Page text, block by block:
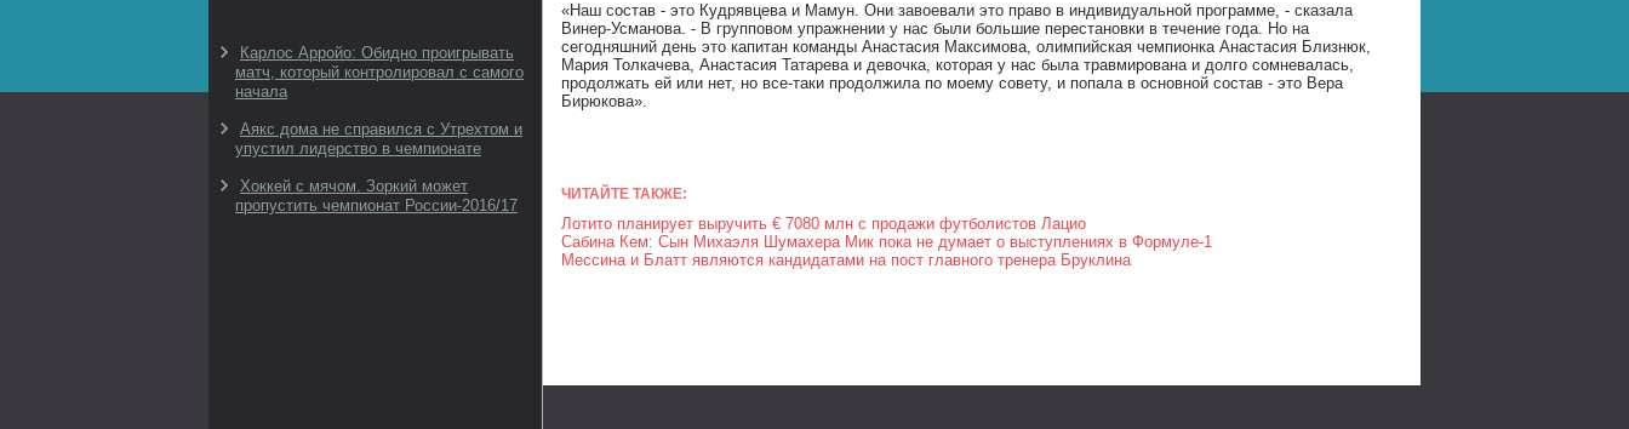
Карлос Арройо: Обидно проигрывать
матч, который контролировал с самого
начала
Аякс дома не справился с Утрехтом и
упустил лидерство в чемпионате
Хоккей с мячом. Зоркий может
пропустить чемпионат России-2016/17
«Наш состав - это Кудрявцева и Мамун. Они завоевали это право в индивидуальной программе, - сказала
Винер-Усманова. - В групповом упражнении у нас были большие перестановки в течение года. Но на
сегодняшний день это капитан команды Анастасия Максимова, олимпийская чемпионка Анастасия Близнюк,
Мария Толкачева, Анастасия Татарева и девочка, которая у нас была травмирована и долго сомневалась,
продолжать ей или нет, но все-таки продолжила по моему совету, и попала в основной состав - это Вера
Бирюкова».
ЧИТАЙТЕ ТАКЖЕ:
Лотито планирует выручить € 7080 млн с продажи футболистов Лацио
Сабина Кем: Сын Михаэля Шумахера Мик пока не думает о выступлениях в Формуле-1
Мессина и Блатт являются кандидатами на пост главного тренера Бруклина